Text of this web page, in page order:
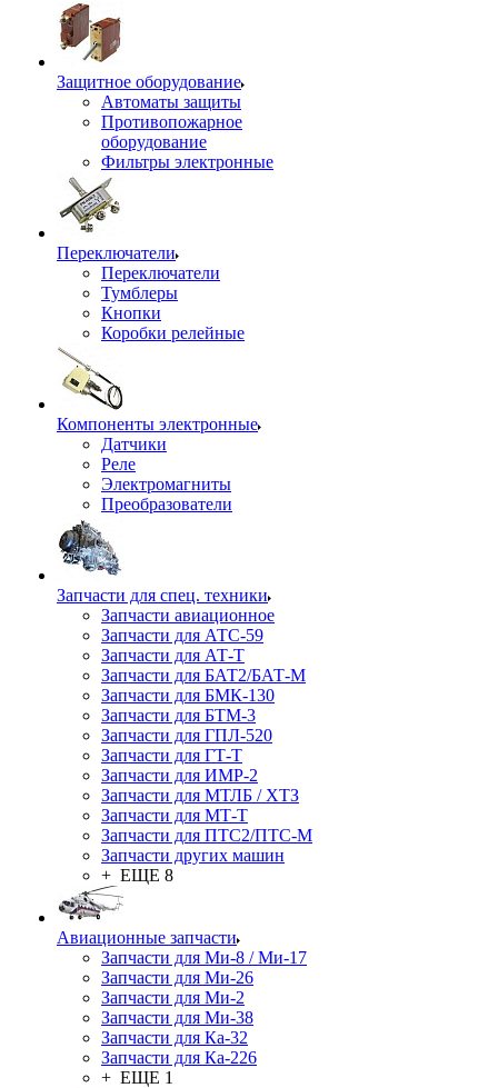
Защитное оборудование
Автоматы защиты
Противопожарное
оборудование
Фильтры электронные
Переключатели
Переключатели
Тумблеры
Кнопки
Коробки релейные
Компоненты электронные
Датчики
Реле
Электромагниты
Преобразователи
Запчасти для спец. техники
Запчасти авиационное
Запчасти для АТС-59
Запчасти для АТ-Т
Запчасти для БАТ2/БАТ-М
Запчасти для БМК-130
Запчасти для БТМ-3
Запчасти для ГПЛ-520
Запчасти для ГТ-Т
Запчасти для ИМР-2
Запчасти для МТЛБ / ХТЗ
Запчасти для МТ-Т
Запчасти для ПТС2/ПТС-М
Запчасти других машин
+ ЕЩЕ 8
Авиационные запчасти
Запчасти для Ми-8 / Ми-17
Запчасти для Ми-26
Запчасти для Ми-2
Запчасти для Ми-38
Запчасти для Ка-32
Запчасти для Ка-226
+ ЕЩЕ 1